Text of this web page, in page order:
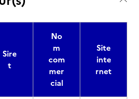
Sire
t
No
m
com
mer
cial
Site
inte
rnet